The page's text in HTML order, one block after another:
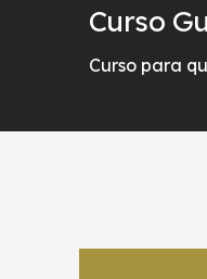
Curso
Curso para